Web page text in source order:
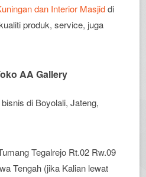
dan Interior Masjiddi
produk, service, juga
AA Gallery
di Boyolali, Jateng,
Tegalrejo Rt.02 Rw.09
Tengah (jika Kalian lewat